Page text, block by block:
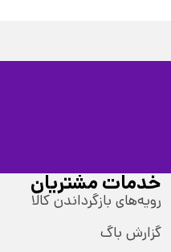
خدمات مشتریان
رویه‌های بازگرداندن کالا
گزارش باگ